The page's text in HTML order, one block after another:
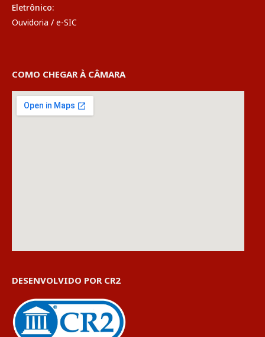
Eletrônico:
Ouvidoria / e-SIC
COMO CHEGAR À CÂMARA
DESENVOLVIDO POR CR2